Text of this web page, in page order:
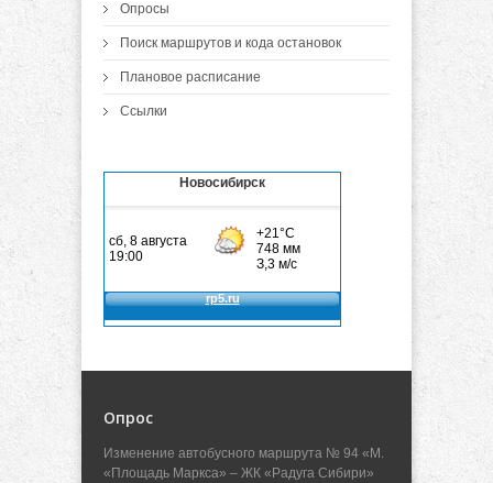
Опросы
Поиск маршрутов и кода остановок
Плановое расписание
Ссылки
Новосибирск
Опрос
Изменение автобусного маршрута № 94 «М.
«Площадь Маркса» – ЖК «Радуга Сибири»